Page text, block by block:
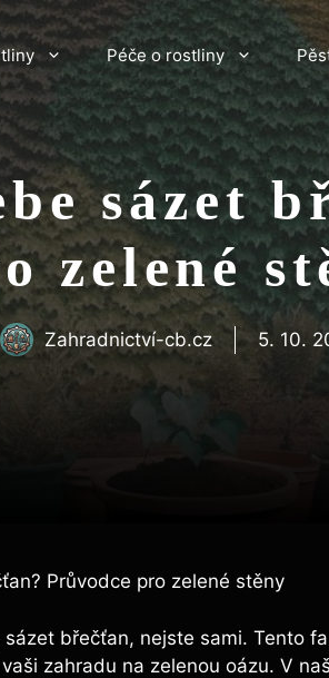
Péče o rostliny
sázet
zelené
Zahradnictví-cb.cz 5. 10.
Průvodce pro zelené stěny
břečťan, nejste sami. Tento
zahradu na zelenou oázu. V